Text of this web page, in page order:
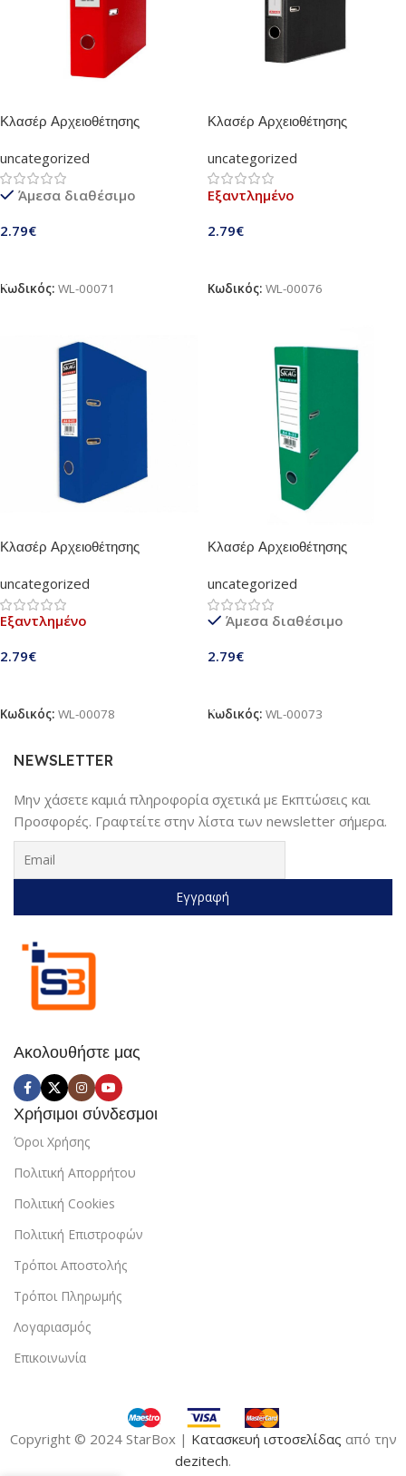
Κλασέρ Αρχειοθέτησης
uncategorized
Άμεσα διαθέσιμο
2.79€
Κωδικός: WL-00071
Κλασέρ Αρχειοθέτησης
uncategorized
Εξαντλημένο
2.79€
Κωδικός: WL-00076
Κλασέρ Αρχειοθέτησης
uncategorized
Εξαντλημένο
2.79€
Κωδικός: WL-00078
Κλασέρ Αρχειοθέτησης
uncategorized
Άμεσα διαθέσιμο
2.79€
Κωδικός: WL-00073
Ακολουθήστε μας
Χρήσιμοι σύνδεσμοι
Όροι Χρήσης
Πολιτική Απορρήτου
Πολιτική Cookies
Πολιτική Επιστροφών
Τρόποι Αποστολής
Τρόποι Πληρωμής
Λογαριασμός
Επικοινωνία
NEWSLETTER
Μην χάσετε καμιά πληροφορία σχετικά με Εκπτώσεις και
Προσφορές. Γραφτείτε στην λίστα των newsletter σήμερα.
Copyright © 2024 StarBox | Κατασκευή ιστοσελίδας από την
dezitech.